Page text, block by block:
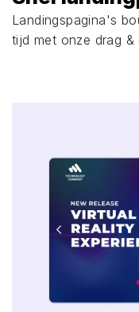
Landingspagina's
tijd met onze drag